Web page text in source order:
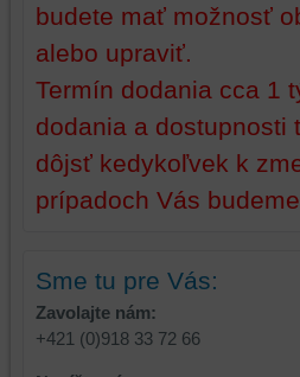
budete mať možnosť
alebo upraviť.
Termín dodania cca 1
dodania a dostupnosti
dôjsť kedykoľvek k
prípadoch Vás
Sme tu pre Vás:
Zavolajte nám:
+421 (0)918 33 72 66
relácie
a
dosiahnutie
základnej
funkčnosti
zážitku
z
zabezpečenia.
doplnkové
funkcie,
ktoré
zlepšujú
váš
z
prehliadania,
z
vašich
preferencií